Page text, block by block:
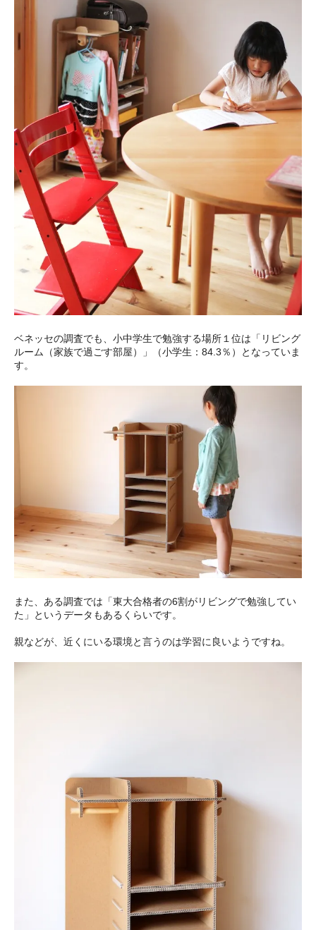
ベネッセの調査でも、小中学生で勉強する場所１位は「リビング
ルーム（家族で過ごす部屋）」（小学生：84.3％）となっていま
す。
また、ある調査では「東大合格者の6割がリビングで勉強してい
た」というデータもあるくらいです。
親などが、近くにいる環境と言うのは学習に良いようですね。